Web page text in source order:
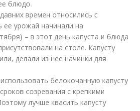
блюдо.
времен относились с
ее урожай начинали на
– в этот день капуста и блюда
на столе. Капусту
делали из нее начинки для
белокочанную капусту
созревания с крепкими
лучше квасить капусту